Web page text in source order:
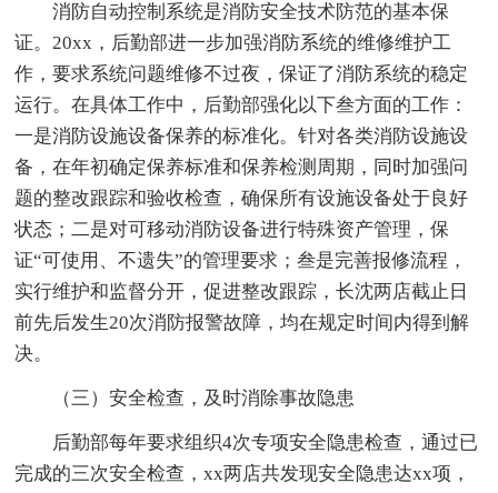
消防自动控制系统是消防安全技术防范的基本保
证。20xx，后勤部进一步加强消防系统的维修维护工
作，要求系统问题维修不过夜，保证了消防系统的稳定
运行。在具体工作中，后勤部强化以下叁方面的工作：
一是消防设施设备保养的标准化。针对各类消防设施设
备，在年初确定保养标准和保养检测周期，同时加强问
题的整改跟踪和验收检查，确保所有设施设备处于良好
状态；二是对可移动消防设备进行特殊资产管理，保
证“可使用、不遗失”的管理要求；叁是完善报修流程，
实行维护和监督分开，促进整改跟踪，长沈两店截止日
前先后发生20次消防报警故障，均在规定时间内得到解
决。
（三）安全检查，及时消除事故隐患
后勤部每年要求组织4次专项安全隐患检查，通过已
完成的三次安全检查，xx两店共发现安全隐患达xx项，